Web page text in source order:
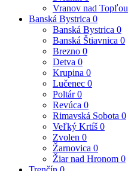
Vranov nad Topľou
Banská Bystrica 0
Banská Bystrica 0
Banská Štiavnica 0
Brezno 0
Detva 0
Krupina 0
Lučenec 0
Poltár0
Revúca 0
Rimavská Sobota 0
Veľký Krtíš 0
Zvolen 0
Žarnovica 0
Žiar nad Hronom 0